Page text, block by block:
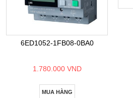
6ED1052-1FB08-0BA0
1.780.000 VND
MUA HÀNG